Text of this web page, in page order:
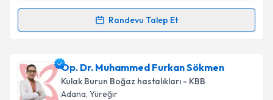
kapsamda işlenmesini kabul ediyorum.
Randevu Talep Et
Randevu Takvimi Talebi
Uzm. Dr. Koray Çoğuliçin randevu takvimi talebi
oluşturun. Size bu uzmandan randevu almanız için bir
takvim hazırlandığında e-posta ile bilgilendireceğiz.
Op. Dr. Muhammed Furkan Sökmen
Kulak Burun Boğaz hastalıkları - KBB
Adana, Yüreğir